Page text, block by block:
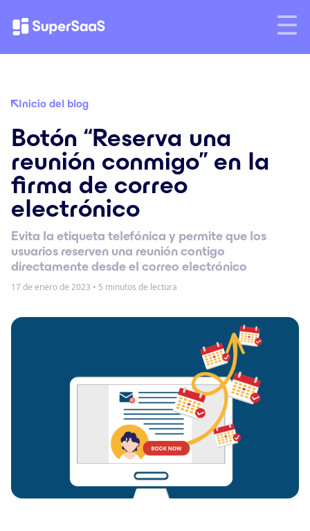
Inicio del blog
Botón “Reserva una
reunión conmigo” en la
firma de correo
electrónico
Evita la etiqueta telefónica y permite que los
usuarios reserven una reunión contigo
directamente desde el correo electrónico
17 de enero de 2023 • 5 minutos de lectura